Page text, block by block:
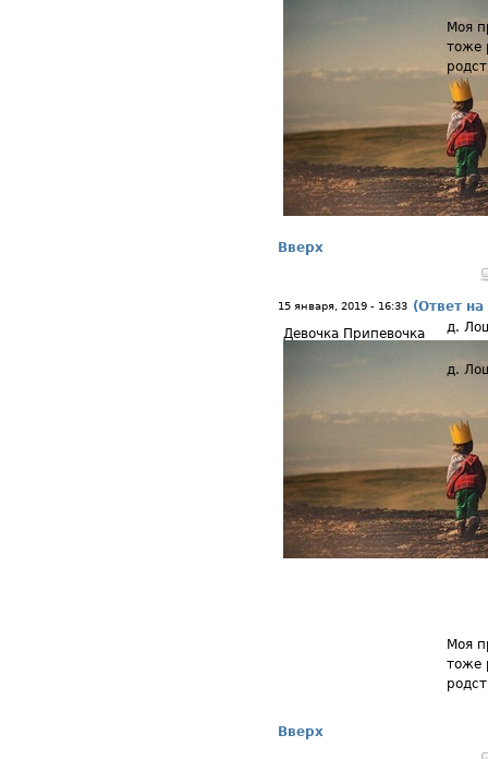
Моя
тоже
Вверх
15 января, 2019 - 16:33 (Ответ
Девочка Припевочка
д.
д.
Моя
тоже
Вверх